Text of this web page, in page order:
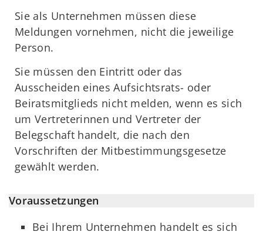
Sie als Unternehmen müssen diese
Meldungen vornehmen, nicht die jeweilige
Person.
Sie müssen den Eintritt oder das
Ausscheiden eines Aufsichtsrats- oder
Beiratsmitglieds nicht melden, wenn es sich
um Vertreterinnen und Vertreter der
Belegschaft handelt, die nach den
Vorschriften der Mitbestimmungsgesetze
gewählt werden.
Voraussetzungen
Bei Ihrem Unternehmen handelt es sich